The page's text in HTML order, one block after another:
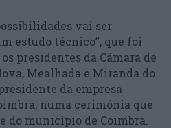
vai ser
estudo técnico”, que foi
presidentes da Câmara de
Mealhada e Miranda do
da empresa
numa cerimónia que
do município de Coimbra.